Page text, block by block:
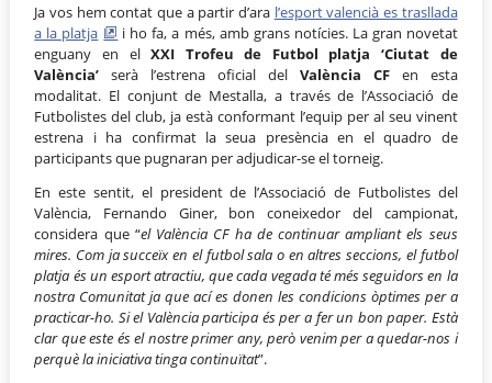
Ja vos hem contat que a partir d’ara l’esport valencià es trasllada
a la platja
i ho fa, a més, amb grans notícies. La gran novetat
enguany en elXXI Trofeu de Futbol platja ‘Ciutat de
València’ serà l’estrena oficial del València CFen esta
modalitat. El conjunt de Mestalla, a través de l’Associació de
Futbolistes del club, ja està conformant l’equip per al seu vinent
estrena i ha confirmat la seua presència en el quadro de
participants que pugnaran per adjudicar-se el torneig.
En este sentit, el president de l’Associació de Futbolistes del
València, Fernando Giner, bon coneixedor del campionat,
considera que “el València CF ha de continuar ampliant els seus
mires. Com ja succeïx en el futbol sala o en altres seccions, el futbol
platja és un esport atractiu, que cada vegada té més seguidors en la
nostra Comunitat ja que ací es donen les condicions òptimes per a
practicar-ho. Si el València participa és per a fer un bon paper. Està
clar que este és el nostre primer any, però venim per a quedar-nos i
perquè la iniciativa tinga continuïtat”.